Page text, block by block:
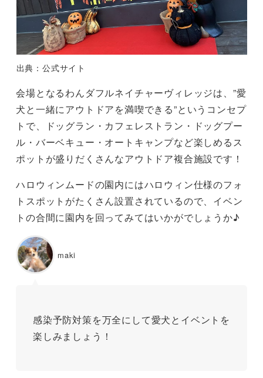
出典：公式サイト
会場となるわんダフルネイチャーヴィレッジは、”愛
犬と一緒にアウトドアを満喫できる”というコンセプ
トで、ドッグラン・カフェレストラン・ドッグプー
ル・バーベキュー・オートキャンプなど楽しめるス
ポットが盛りだくさんなアウトドア複合施設です！
ハロウィンムードの園内にはハロウィン仕様のフォ
トスポットがたくさん設置されているので、イベン
トの合間に園内を回ってみてはいかがでしょうか♪
maki
感染予防対策を万全にして愛犬とイベントを
楽しみましょう！